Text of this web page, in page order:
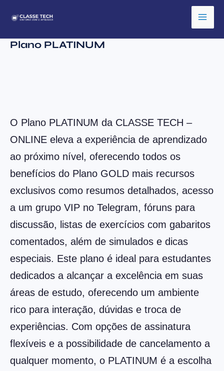
para
conteúdo
Plano PLATINUM
O Plano PLATINUM da CLASSE TECH –
ONLINE eleva a experiência de aprendizado
ao próximo nível, oferecendo todos os
benefícios do Plano GOLD mais recursos
exclusivos como resumos detalhados, acesso
a um grupo VIP no Telegram, fóruns para
discussão, listas de exercícios com gabaritos
comentados, além de simulados e dicas
especiais. Este plano é ideal para estudantes
dedicados a alcançar a excelência em suas
áreas de estudo, oferecendo um ambiente
rico para interação, dúvidas e troca de
experiências. Com opções de assinatura
flexíveis e a possibilidade de cancelamento a
qualquer momento, o PLATINUM é a escolha